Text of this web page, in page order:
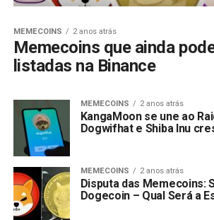
MEMECOINS 2 anos atrás
Memecoins que ainda
listadas na Binance
MEMECOINS 2 anos atrás
KangaMoon se une ao
Dogwifhat e Shiba Inu
MEMECOINS 2 anos atrás
Disputa das Memecoins:
Dogecoin – Qual Será a